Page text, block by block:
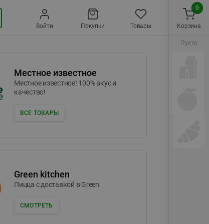
Войти Покупки Товары
Местное известное
Местное известное! 100% вкус и
качество!
ВСЕ ТОВАРЫ
Green kitchen
Пицца c доставкой в Green
СМОТРЕТЬ
Корзина
0
Пусто